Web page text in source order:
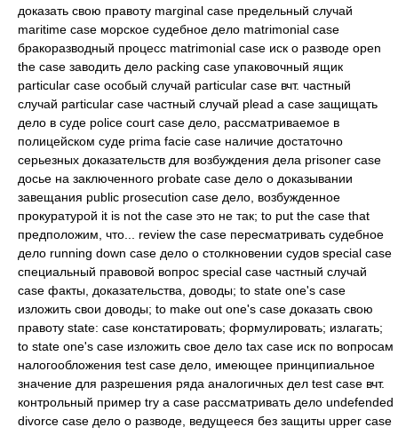
доказать свою правоту marginal case предельный случай
maritime case морское судебное дело matrimonial case
бракоразводный процесс matrimonial case иск о разводе open
the case заводить дело packing case упаковочный ящик
particular case особый случай particular case вчт. частный
случай particular case частный случай plead a case защищать
дело в суде police court case дело, рассматриваемое в
полицейском суде prima facie case наличие достаточно
серьезных доказательств для возбуждения дела prisoner case
досье на заключенного probate case дело о доказывании
завещания public prosecution case дело, возбужденное
прокуратурой it is not the case это не так; to put the case that
предположим, что... review the case пересматривать судебное
дело running down case дело о столкновении судов special case
специальный правовой вопрос special case частный случай
case факты, доказательства, доводы; to state one's case
изложить свои доводы; to make out one's case доказать свою
правоту state: case констатировать; формулировать; излагать;
to state one's case изложить свое дело tax case иск по вопросам
налогообложения test case дело, имеющее принципиальное
значение для разрешения ряда аналогичных дел test case вчт.
контрольный пример try a case рассматривать дело undefended
divorce case дело о разводе, ведущееся без защиты upper case